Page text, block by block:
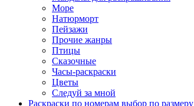
Море
Натюрморт
Пейзажи
Прочие жанры
Птицы
Сказочные
Часы-раскраски
Цветы
Следуй за мной
Раскраски по номерам выбор по размеру